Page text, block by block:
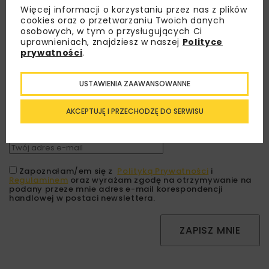
Lubisz wiedzieć więcej?
Zapisz się do newslettera aby otrzymywać od
nas najlepsze informacje branżowe,
zaproszenia na wydarzenia, atrakcyjne oferty i
dedykowane akcje specjalne.
Zapoznałam/em się z Polityką Prywatności i
Regulaminem oraz wyrażam zgodę na otrzymywanie na
podany przeze mnie adres e-mail korespondencji
handlowej w postaci newslettera.
ZAPISZ MNIE
Więcej informacji o korzystaniu przez nas z plików
cookies oraz o przetwarzaniu Twoich danych
osobowych, w tym o przysługujących Ci
uprawnieniach, znajdziesz w naszej Polityce
prywatności.
AKCEPTUJĘ I PRZECHODZĘ DO SERWISU
USTAWIENIA ZAAWANSOWANNE